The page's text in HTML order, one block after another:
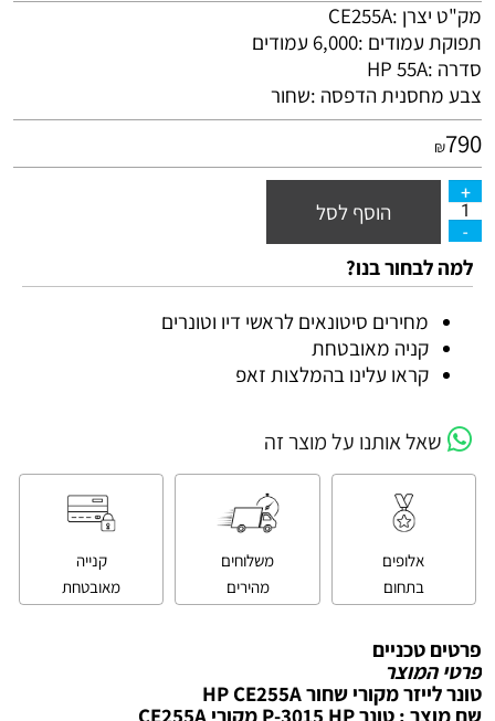
מק"ט יצרן :CE255A
תפוקת עמודים :6,000 עמודים
סדרה :HP 55A
צבע מחסנית הדפסה :שחור
₪790
הוסף לסל
למה לבחור בנו?
מחירים סיטונאים לראשי דיו וטונרים
קניה מאובטחת
קראו עלינו בהמלצות זאפ
שאל אותנו על מוצר זה
אלופים
בתחום
משלוחים
מהירים
קנייה
מאובטחת
פרטים טכניים
פרטי המוצר
טונר לייזר מקורי שחור HP CE255A